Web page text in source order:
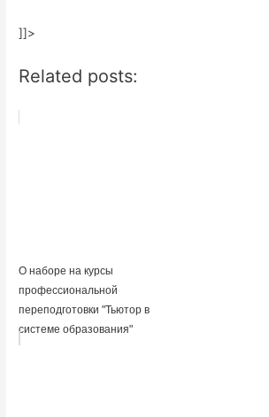
]]>
Related posts:
О наборе на курсы
профессиональной
переподготовки "Тьютор в
системе образования"